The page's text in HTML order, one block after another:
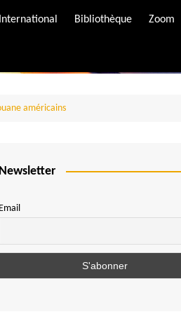
Bibliothèque Zoom
américains